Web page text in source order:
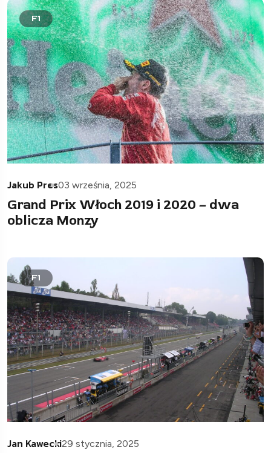
F1
Jakub Pres03 września, 2025
Grand Prix Włoch 2019 i 2020 – dwa
oblicza Monzy
F1
Jan Kawecki29 stycznia, 2025